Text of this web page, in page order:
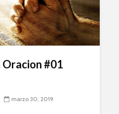
Oracion #01
marzo 30, 2019